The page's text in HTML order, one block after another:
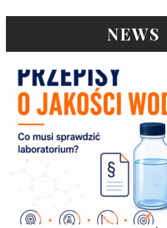
NEWS